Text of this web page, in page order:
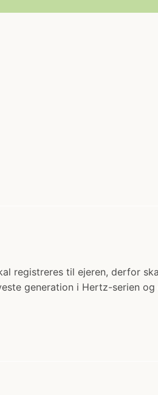
registreres til ejeren, derfor
generation i Hertz-serien